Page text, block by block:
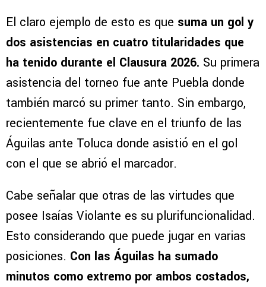
El claro ejemplo de esto es que suma un gol y
dos asistencias en cuatro titularidades que
ha tenido durante el Clausura 2026. Su primera
asistencia del torneo fue ante Puebla donde
también marcó su primer tanto. Sin embargo,
recientemente fue clave en el triunfo de las
Águilas ante Toluca donde asistió en el gol
con el que se abrió el marcador.
Cabe señalar que otras de las virtudes que
posee Isaías Violante es su plurifuncionalidad.
Esto considerando que puede jugar en varias
posiciones. Con las Águilas ha sumado
minutos como extremo por ambos costados,